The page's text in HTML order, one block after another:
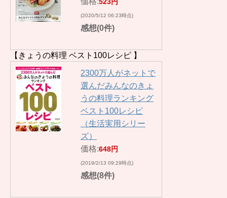
523円
(2020/5/12 06:23時点)
感想(0件)
【きょうの料理 ベスト100レシピ 】
2300万人がネットで
選んだみんなのきょ
うの料理ランキング
ベスト100レシピ
（生活実用シリー
ズ）
価格:648円
(2019/2/13 09:29時点)
感想(8件)